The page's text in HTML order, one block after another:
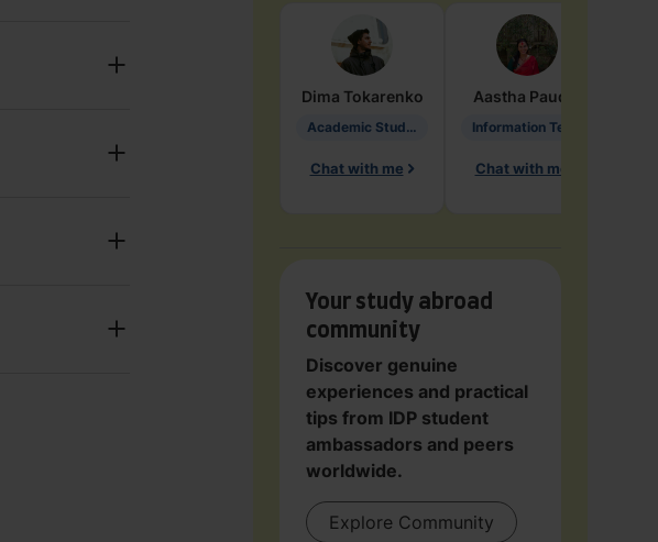
Dima Tokarenko
Academic Studies in Education
Chat with me
Aastha Paudel
Chat with me
Your study abroad
community
Discover genuine
experiences and practical
tips from IDP student
ambassadors and peers
worldwide.
Explore Community